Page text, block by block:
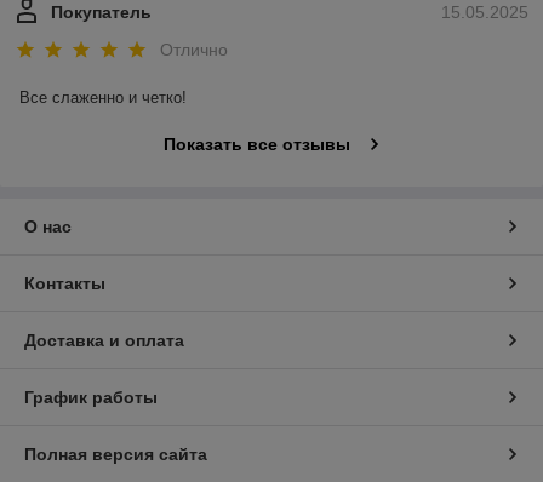
15.05.2025
Покупатель
Отлично
Все слаженно и четко!
Показать все отзывы
О нас
Контакты
Доставка и оплата
График работы
Полная версия сайта